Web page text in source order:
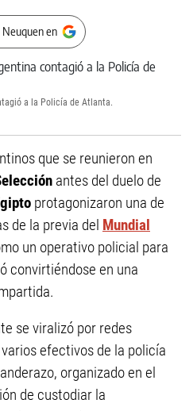
en
a la Policía de Atlanta.
que se reunieron en
antes del duelo de
protagonizaron una de
de la previa del Mundial
un operativo policial para
convirtiéndose en una
se viralizó por redes
efectivos de la policía
organizado en el
de custodiar la